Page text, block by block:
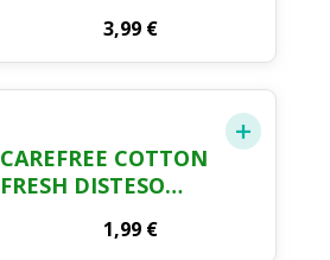
3,99 €
CAREFREE COTTON
FRESH DISTESO
1,99 €